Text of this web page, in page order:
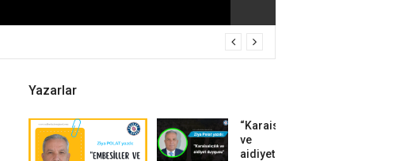
Yazarlar
“Karaisalıcılık
ve
aidiyet